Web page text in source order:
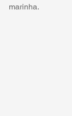
marinha.